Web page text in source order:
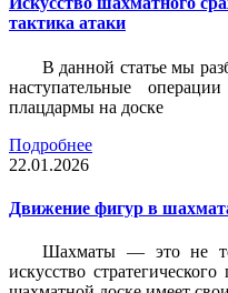
тактика атаки
В данной статье мы
наступательные
плацдармы на доске
Подробнее
22.01.2026
Движение фигур в
Шахматы — это не
искусство